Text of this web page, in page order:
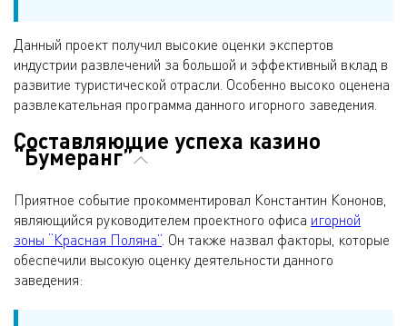
Данный проект получил высокие оценки экспертов
индустрии развлечений за большой и эффективный вклад в
развитие туристической отрасли. Особенно высоко оценена
развлекательная программа данного игорного заведения.
Составляющие успеха казино
“Бумеранг”
Приятное событие прокомментировал Константин Кононов,
являющийся руководителем проектного офиса игорной
зоны “Красная Поляна” . Он также назвал факторы, которые
обеспечили высокую оценку деятельности данного
заведения: